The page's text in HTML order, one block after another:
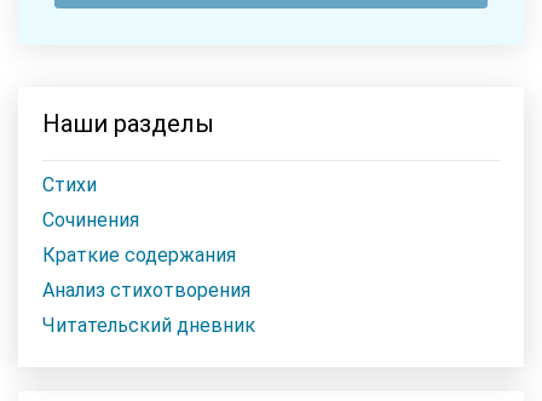
Наши разделы
Стихи
Сочинения
Краткие содержания
Анализ стихотворения
Читательский дневник